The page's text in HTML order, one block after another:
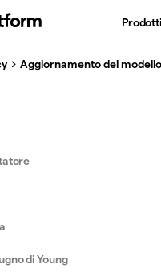
Prodotti
Aggiornamento del
di Young